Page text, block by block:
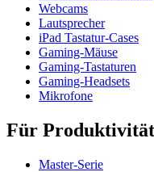
Webcams
Lautsprecher
iPad Tastatur-Cases
Gaming-Mäuse
Gaming-Tastaturen
Gaming-Headsets
Mikrofone
Für Produktivität
Master-Serie